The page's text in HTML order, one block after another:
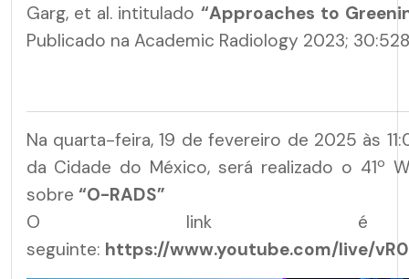
Garg, et al. intitulado “Approaches to
Publicado na Academic Radiology 2023;
Na quarta-feira, 19 de fevereiro de 2025 às
da Cidade do México, será realizado o 41º
sobre “O-RADS”
O link
seguinte: https://www.youtube.com/live/